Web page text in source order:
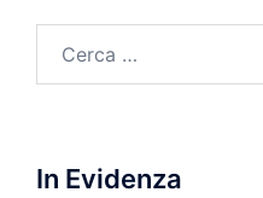
per:
In Evidenza